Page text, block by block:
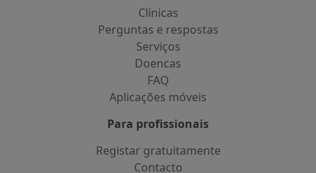
Clínicas
Perguntas e respostas
Serviços
Doencas
FAQ
Aplicações móveis
Para profissionais
Registar gratuitamente
Contacto